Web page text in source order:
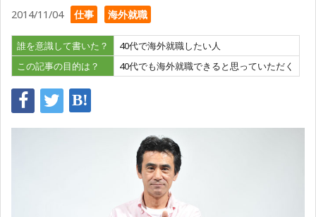
2014/11/04 仕事 海外就職
誰を意識して書いた？
40代で海外就職したい人
この記事の目的は？
40代でも海外就職できると思っていただく